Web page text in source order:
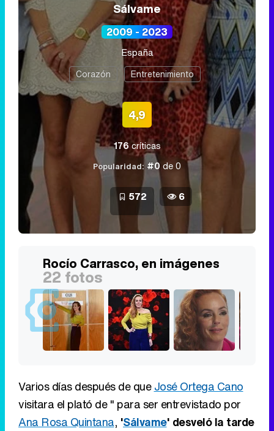
Sálvame
2009 - 2023
España
Corazón Entretenimiento
4,9
176críticas
Popularidad: #0 de 0
572 6
Rocío Carrasco, en imágenes
22 fotos
Varios días después de queJosé Ortega Cano
visitara el plató de '' para ser entrevistado por
Ana Rosa Quintana, 'Sálvame' desveló la tarde